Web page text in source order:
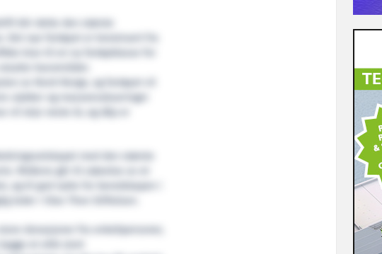
blir dette den største
Det nye fartøyet er konstruert fra
krav til en ny fartøyklasse for
havområder.
av Nord-Norge, og fartøyet vil
ulykker og masseevakueringer
med den største
Midlene går til utøvelse av et
og til god nytte for beredskapen i
leder i Olav Thon Stiftelsen.
donasjoner fra enkeltpersoner,
et slikt stort